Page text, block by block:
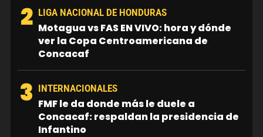
2 LIGA NACIONAL DE HONDURAS
Motagua vs FAS EN VIVO: hora y dónde
ver la Copa Centroamericana de
Concacaf
3 INTERNACIONALES
FMF le da donde más le duele a
Concacaf: respaldan la presidencia de
Infantino